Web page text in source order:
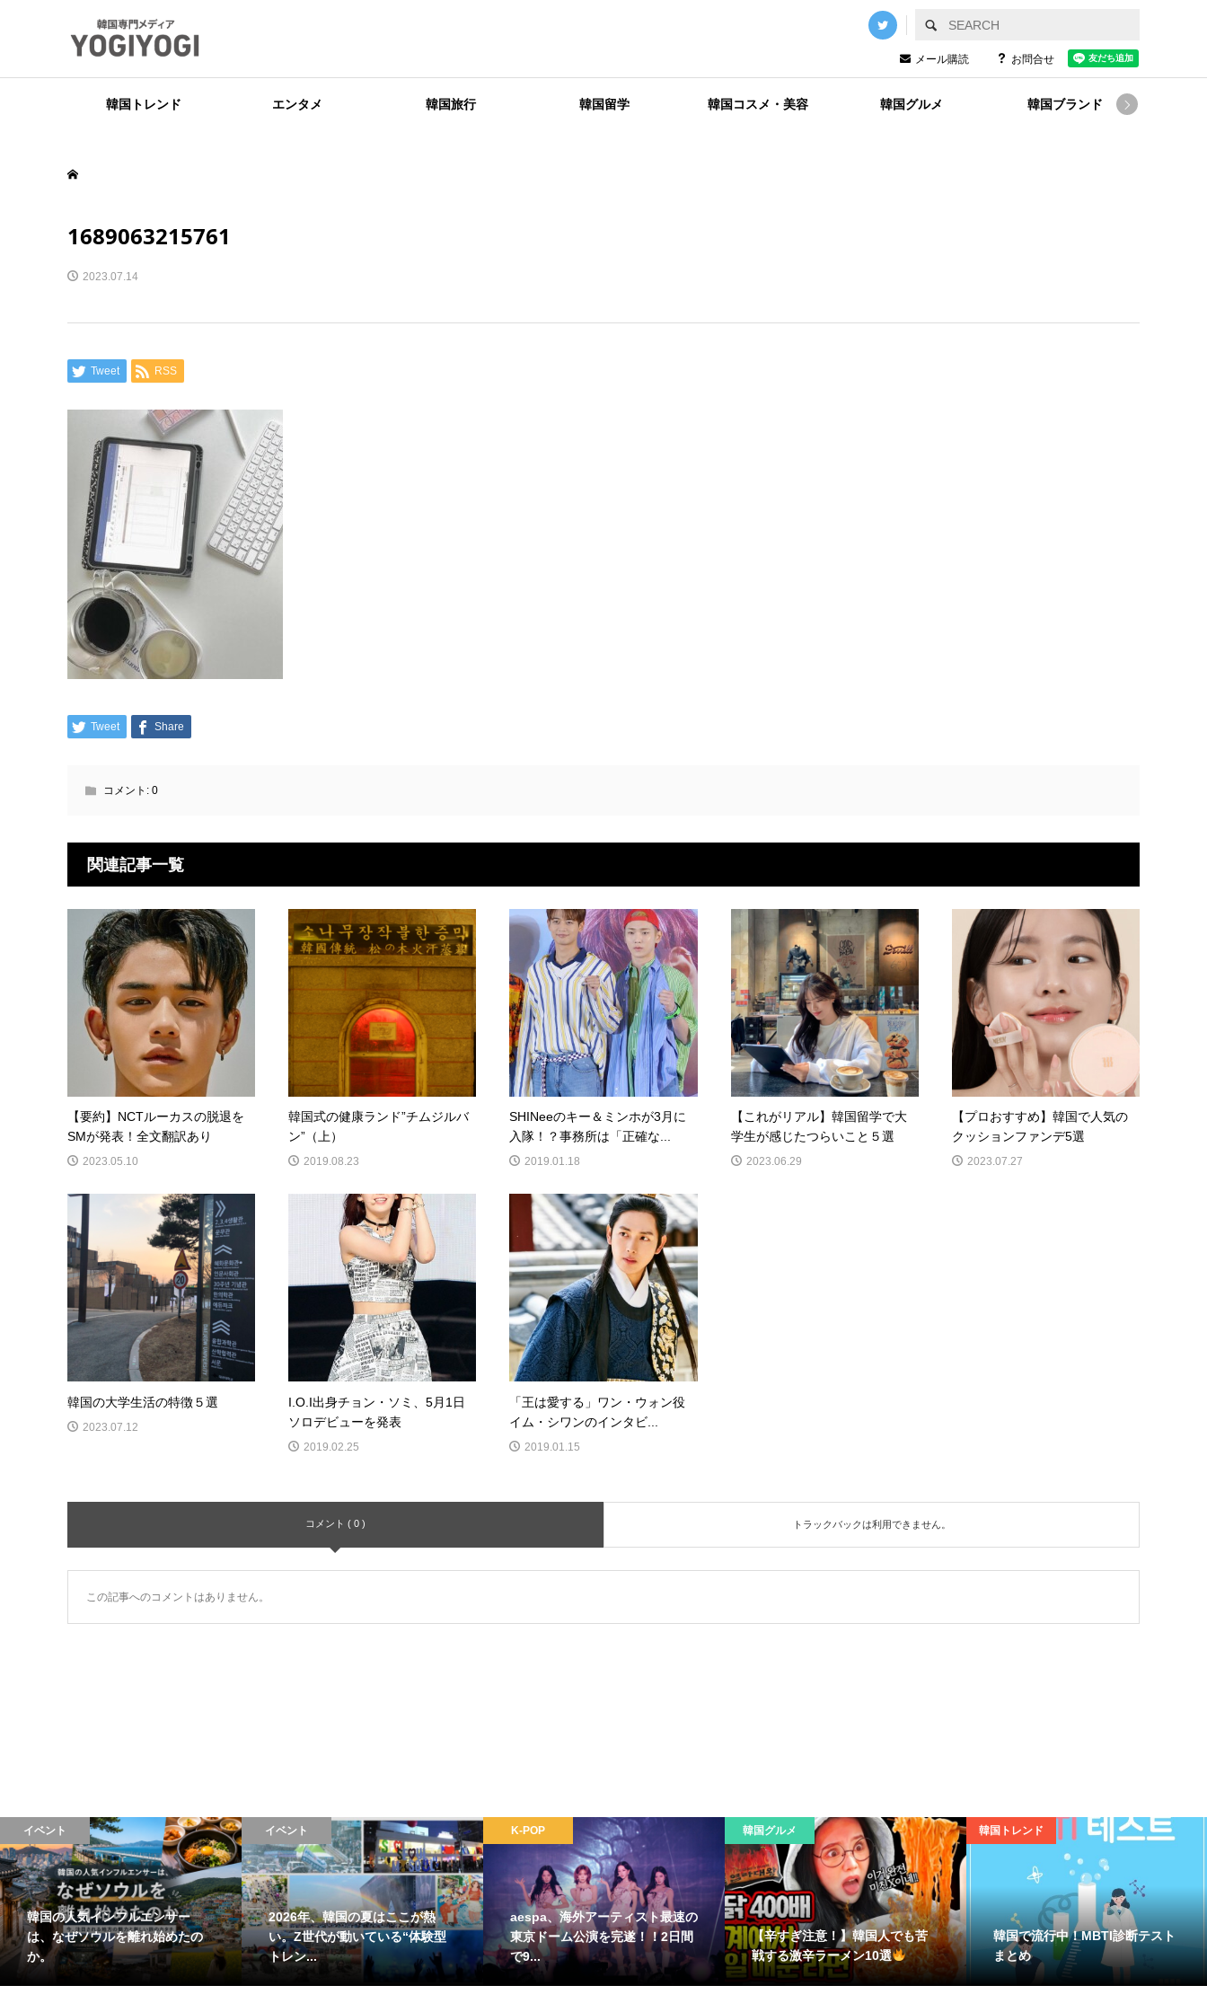
メール購読 お問合せ
韓国トレンド エンタメ 韓国旅行 韓国留学 韓国コスメ・美容 韓国グルメ 韓国ブランド 
1689063215761
2023.07.14
Tweet RSS
Tweet Share
コメント: 0
関連記事一覧
【要約】NCTルーカスの脱退を
SMが発表！全文翻訳あり
2023.05.10
韓国式の健康ランド”チムジルバ
ン”（上）
2019.08.23
SHINeeのキー＆ミンホが3月に
入隊！？事務所は「正確な...
2019.01.18
【これがリアル】韓国留学で大
学生が感じたつらいこと５選
2023.06.29
【プロおすすめ】韓国で人気の
クッションファンデ5選
2023.07.27
韓国の大学生活の特徴５選
2023.07.12
I.O.I出身チョン・ソミ、5月1日
ソロデビューを発表
2019.02.25
「王は愛する」ワン・ウォン役
イム・シワンのインタビ...
2019.01.15
コメント ( 0 ) トラックバックは利用できません。
この記事へのコメントはありません。
イベント
韓国の人気インフルエンサー
は、なぜソウルを離れ始めたの
か。
イベント
2026年、韓国の夏はここが熱
い。Z世代が動いている“体験型
トレン...
K-POP
aespa、海外アーティスト最速の
東京ドーム公演を完遂！！2日間
で9...
韓国グルメ
【辛すぎ注意！】韓国人でも苦
戦する激辛ラーメン10選
韓国トレンド
韓国で流行中！MBTI診断テスト
まとめ